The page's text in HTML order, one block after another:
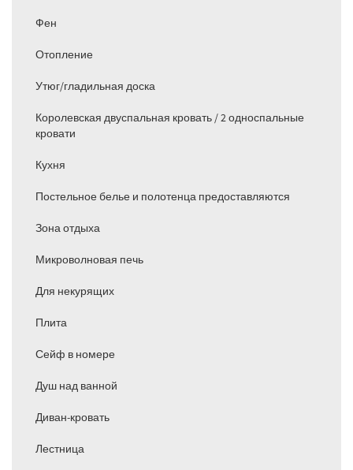
Фен
Отопление
Утюг/гладильная доска
Королевская двуспальная кровать / 2 односпальные
кровати
Кухня
Постельное белье и полотенца предоставляются
Зона отдыха
Микроволновая печь
Для некурящих
Плита
Сейф в номере
Душ над ванной
Диван-кровать
Лестница